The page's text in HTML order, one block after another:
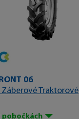
06
Záberové Traktorové
pobočkách